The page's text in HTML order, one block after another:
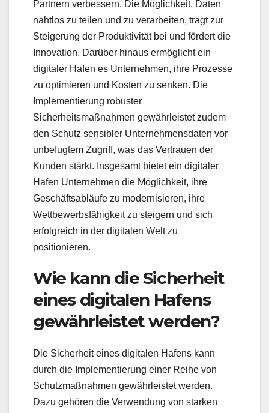
Partnern verbessern. Die Möglichkeit, Daten
nahtlos zu teilen und zu verarbeiten, trägt zur
Steigerung der Produktivität bei und fördert die
Innovation. Darüber hinaus ermöglicht ein
digitaler Hafen es Unternehmen, ihre Prozesse
zu optimieren und Kosten zu senken. Die
Implementierung robuster
Sicherheitsmaßnahmen gewährleistet zudem
den Schutz sensibler Unternehmensdaten vor
unbefugtem Zugriff, was das Vertrauen der
Kunden stärkt. Insgesamt bietet ein digitaler
Hafen Unternehmen die Möglichkeit, ihre
Geschäftsabläufe zu modernisieren, ihre
Wettbewerbsfähigkeit zu steigern und sich
erfolgreich in der digitalen Welt zu
positionieren.
Wie kann die Sicherheit
eines digitalen Hafens
gewährleistet werden?
Die Sicherheit eines digitalen Hafens kann
durch die Implementierung einer Reihe von
Schutzmaßnahmen gewährleistet werden.
Dazu gehören die Verwendung von starken